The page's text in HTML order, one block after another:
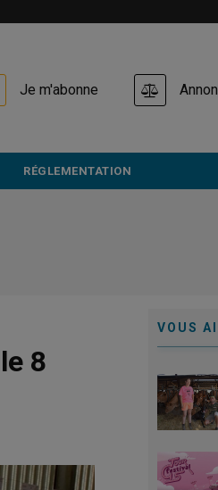
Je m'abonne
RÉGLEMENTATION
8
VOUS